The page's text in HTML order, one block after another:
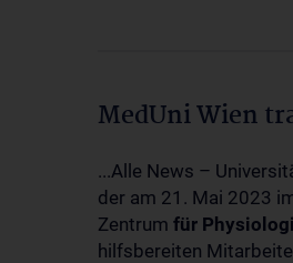
MedUni Wien
...Alle News –
der am 21. Mai 2023
Zentrum für
hilfsbereiten